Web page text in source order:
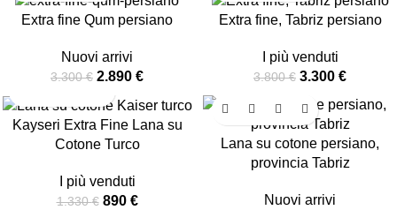
-12%Extra fine Qum persiano
Nuovi arrivi
3.300€ 2.890 €
-13%Extra fine, Tabriz persiano
I più venduti
3.800€ 3.300 €
-33%
Kayseri Extra Fine Lana su
Cotone Turco
I più venduti
1.330€ 890 €
Lana su cotone persiano,
provincia Tabriz
Nuovi arrivi